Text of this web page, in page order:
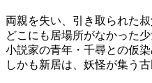
両親を失い、引き取られた
どこにも居場所がなかった
小説家の青年・千尋との仮染
しかも新居は、妖怪が集う